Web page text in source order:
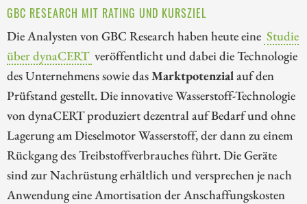
GBC RESEARCH MIT RATING UND KURSZIEL
Die Analysten von GBC Research haben heute eine Studie
über dynaCERT veröffentlicht und dabei die Technologie
des Unternehmens sowie dasMarktpotenzialauf den
Prüfstand gestellt. Die innovative Wasserstoff-Technologie
von dynaCERT produziert dezentral auf Bedarf und ohne
Lagerung am Dieselmotor Wasserstoff, der dann zu einem
Rückgang des Treibstoffverbrauches führt. Die Geräte
sind zur Nachrüstung erhältlich und versprechen je nach
Anwendung eine Amortisation der Anschaffungskosten